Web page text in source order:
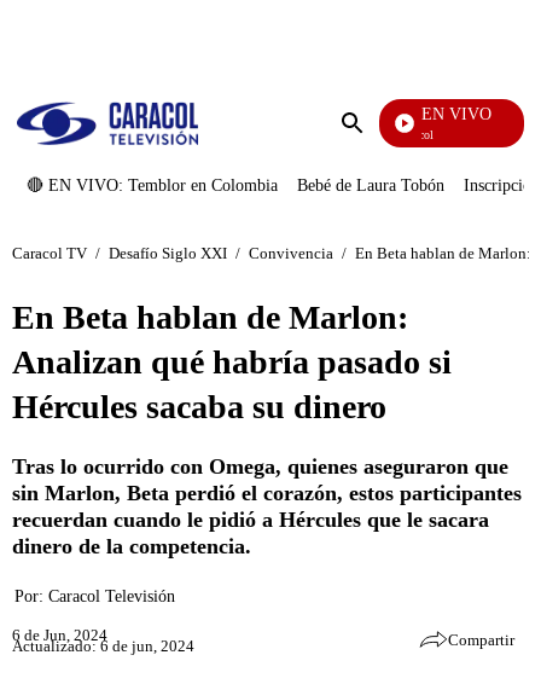
Enviar
EN VIVO
Noticias Caracol
🔴 EN VIVO: Temblor en Colombia Bebé de Laura Tobón
Caracol TV / Desafío Siglo XXI / Convivencia / En Beta hablan de Marlon:
En Beta hablan de Marlon:
Analizan qué habría pasado si
Hércules sacaba su dinero
Tras lo ocurrido con Omega, quienes aseguraron que
sin Marlon, Beta perdió el corazón, estos participantes
recuerdan cuando le pidió a Hércules que le sacara
dinero de la competencia.
Por: Caracol Televisión
6 de Jun, 2024
Actualizado: 6 de jun, 2024 Compartir